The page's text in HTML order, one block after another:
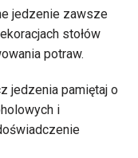
jedzenie zawsze
stołów
potraw.
jedzenia pamiętaj o
i